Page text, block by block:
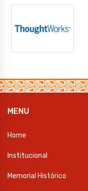
MENU
Home
Institucional
Memorial Histórico